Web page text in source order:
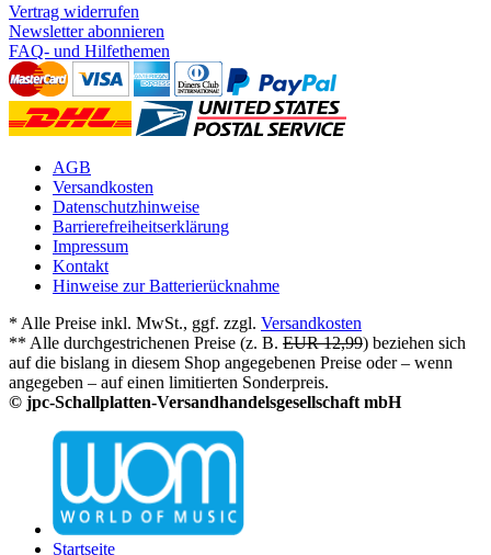
Vertrag widerrufen
Newsletter abonnieren
FAQ- und Hilfethemen
AGB
Versandkosten
Datenschutzhinweise
Barrierefreiheitserklärung
Impressum
Kontakt
Hinweise zur Batterierücknahme
* Alle Preise inkl. MwSt., ggf. zzgl. Versandkosten
** Alle durchgestrichenen Preise (z. B. EUR 12,99) beziehen sich
auf die bislang in diesem Shop angegebenen Preise oder – wenn
angegeben – auf einen limitierten Sonderpreis.
© jpc-Schallplatten-Versandhandelsgesellschaft mbH
Startseite